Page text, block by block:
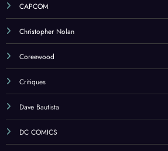
CAPCOM
Christopher Nolan
Coreewood
Critiques
Dave Bautista
DC COMICS